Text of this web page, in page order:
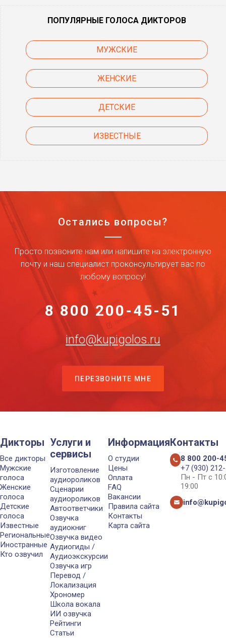
ПОПУЛЯРНЫЕ ГОЛОСА ДИКТОРОВ
МУЖСКИЕ
ЖЕНСКИЕ
ДЕТСКИЕ
ИЗВЕСТНЫЕ
Остались вопросы?
Просто позвоните нам или напишите на электронную
почту и наш специалист проконсультирует вас по
любому вопросу!
8 800 200-45-51
info@kupigolos.ru
ПЕРЕЗВОНИТЕ МНЕ
Дикторы
Все дикторы
Мужские
голоса
Женские
голоса
Детские
голоса
Известные
Региональные
Иностранные
Кто озвучил
Услуги и
сервисы
Изготовление
аудиороликов
Сценарии
аудиороликов
Автоответчики
Озвучка
аудиокниг
Озвучка видео
Аудиогиды /
Аудиоэкскурсии
Озвучка игр
Перевод /
Локализация
Хрономер
Школа вокала
ИИ озвучка
Рейтинги
Статьи
Информация
О студии
Цены
Оплата
FAQ
Вакансии
Правила сайта
Контакты
Карта сайта
Контакты
8 800 200-
+7 (930)
Пн - Пт с
19:00